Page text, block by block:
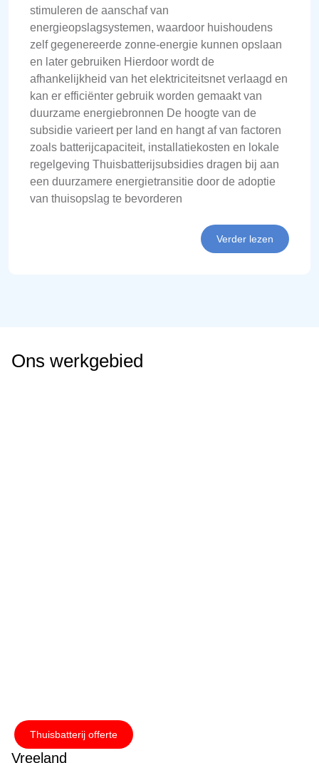
stimuleren de aanschaf van
energieopslagsystemen, waardoor huishoudens
zelf gegenereerde zonne-energie kunnen opslaan
en later gebruiken Hierdoor wordt de
afhankelijkheid van het elektriciteitsnet verlaagd en
kan er efficiënter gebruik worden gemaakt van
duurzame energiebronnen De hoogte van de
subsidie varieert per land en hangt af van factoren
zoals batterijcapaciteit, installatiekosten en lokale
regelgeving Thuisbatterijsubsidies dragen bij aan
een duurzamere energietransitie door de adoptie
van thuisopslag te bevorderen
Verder lezen
Ons werkgebied
Vreeland
Thuisbatterij offerte